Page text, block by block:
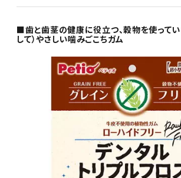
■歯と歯茎の健康に役立つ、穀物を使って
して）やさしい噛みごこちガム